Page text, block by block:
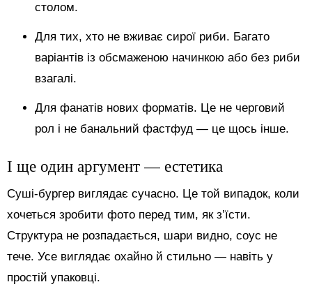
столом.
Для тих, хто не вживає сирої риби. Багато
варіантів із обсмаженою начинкою або без риби
взагалі.
Для фанатів нових форматів. Це не черговий
рол і не банальний фастфуд — це щось інше.
І ще один аргумент — естетика
Суші-бургер виглядає сучасно. Це той випадок, коли
хочеться зробити фото перед тим, як з’їсти.
Структура не розпадається, шари видно, соус не
тече. Усе виглядає охайно й стильно — навіть у
простій упаковці.